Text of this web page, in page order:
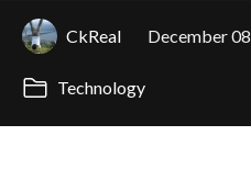
CkReal December
Technology